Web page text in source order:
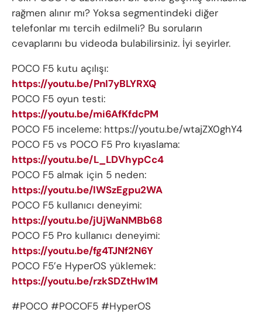
rağmen alınır mı? Yoksa segmentindeki diğer
telefonlar mı tercih edilmeli? Bu soruların
cevaplarını bu videoda bulabilirsiniz. İyi seyirler.
POCO F5 kutu açılışı:
https://youtu.be/PnI7yBLYRXQ
POCO F5 oyun testi:
https://youtu.be/mi6AfKfdcPM
POCO F5 inceleme: https://youtu.be/wtajZX0ghY4
POCO F5 vs POCO F5 Pro kıyaslama:
https://youtu.be/L_LDVhypCc4
POCO F5 almak için 5 neden:
https://youtu.be/lWSzEgpu2WA
POCO F5 kullanıcı deneyimi:
https://youtu.be/jUjWaNMBb68
POCO F5 Pro kullanıcı deneyimi:
https://youtu.be/fg4TJNf2N6Y
POCO F5’e HyperOS yüklemek:
https://youtu.be/rzkSDZtHw1M
#POCO #POCOF5 #HyperOS